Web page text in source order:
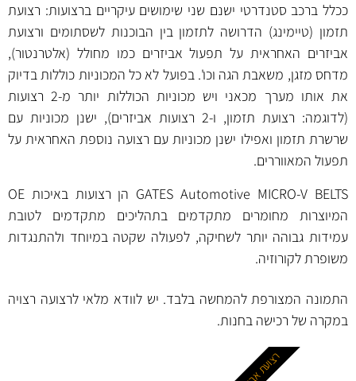
ככלל ברכב סטנדרטי ישנם שני שימושים עיקריים ברצועות: רצועת
תזמון (טיימינג) הדרושה לתזמון בין הבוכנות לשסתומים ורצועת
אביזרים האחראית על תפעול אביזרים כמו מחולל (אלטרנטור),
מדחס מזגן, משאבת הגה וכו'. בפועל לא כל המכוניות כוללות בדיוק
את אותו מערך מכאני ויש מכוניות הכוללות יותר מ-2 רצועות
(לדוגמה: רצועת תזמון, ו-2 רצועות אביזרים), ישנן מכוניות עם
שרשרת תזמון ואפילו ישנן מכוניות עם רצועה נוספת האחראית על
תפעול המאווררים.
GATES Automotive MICRO-V BELTS הן רצועות באיכות OE
המיוצרות מחומרים מתקדמים בתהליכים מתקדמים לטובת
עמידות גבוהה יותר לשחיקה, לפעולה שקטה במיוחד ולהתנגדות
משופרת לקורוזיה.
התמונה המצורפת להמחשה בלבד. יש לוודא מלאי לרצועה רצויה
במקרה של רכישה בחנות.